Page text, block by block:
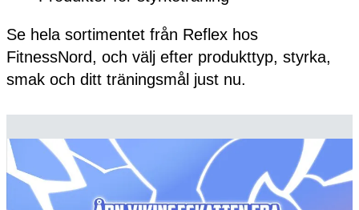
Se hela sortimentet från Reflex hos
FitnessNord, och välj efter produkttyp, styrka,
smak och ditt träningsmål just nu.